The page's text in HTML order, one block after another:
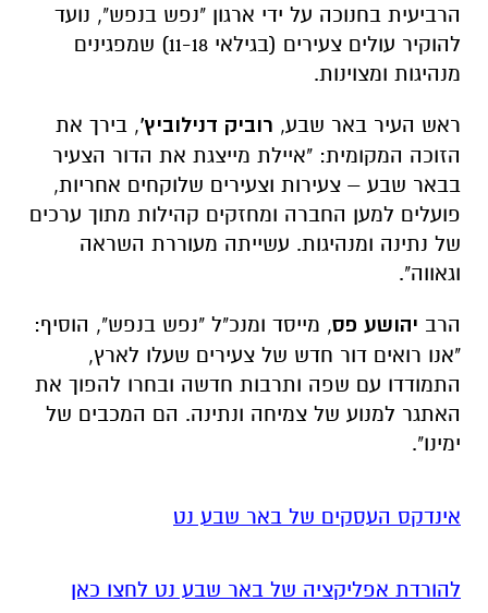
הרביעית בחנוכה על ידי ארגון "נפש בנפש", נועד
להוקיר עולים צעירים (בגילאי 11-18) שמפגינים
מנהיגות ומצוינות.
ראש העיר באר שבע, רוביק דנילוביץ', בירך את
הזוכה המקומית: "איילת מייצגת את הדור הצעיר
בבאר שבע – צעירות וצעירים שלוקחים אחריות,
פועלים למען החברה ומחזקים קהילות מתוך ערכים
של נתינה ומנהיגות. עשייתה מעוררת השראה
וגאווה".
הרב יהושע פס, מייסד ומנכ"ל "נפש בנפש", הוסיף:
"אנו רואים דור חדש של צעירים שעלו לארץ,
התמודדו עם שפה ותרבות חדשה ובחרו להפוך את
האתגר למנוע של צמיחה ונתינה. הם המכבים של
ימינו".
אינדקס העסקים של באר שבע נט
להורדת אפליקציה של באר שבע נט לחצו כאן